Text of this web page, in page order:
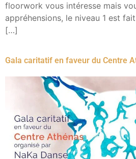
floorwork vous intéresse mais
appréhensions, le niveau 1 est
[…]
Gala caritatif en faveur du Centre